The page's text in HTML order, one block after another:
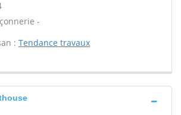
-
: Tendance travaux